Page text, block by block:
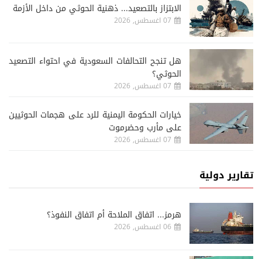
الابتزاز بالتصعيد... ذهنية الحوثي من داخل الأزمة
07 اغسطس, 2026
هل تنجح التحالفات السعودية في احتواء التصعيد
الحوثي؟
07 اغسطس, 2026
خيارات الحكومة اليمنية للرد على هجمات الحوثيين
على مأرب وحضرموت
07 اغسطس, 2026
تقارير دولية
هرمز... اتفاق الملاحة أم اتفاق النفوذ؟
06 اغسطس, 2026